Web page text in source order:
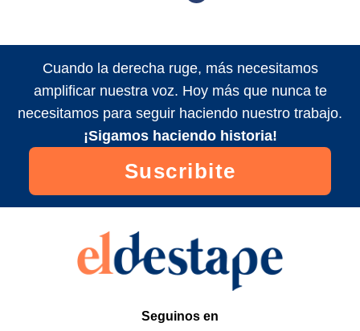
Cuando la derecha ruge, más necesitamos
amplificar nuestra voz. Hoy más que nunca te
necesitamos para seguir haciendo nuestro trabajo.
¡Sigamos haciendo historia!
Suscribite
Seguinos en